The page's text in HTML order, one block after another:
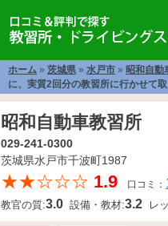
ホーム » 茨城県 » 水戸市 » 昭和自動
に、実質2回分の教習所に行かせて
昭和自動車教習所
029-241-0300
茨城県水戸市千波町1987
★★☆☆☆ 1.9 口コミ：
教官の質:3.0 設備・教材:3.2 レ